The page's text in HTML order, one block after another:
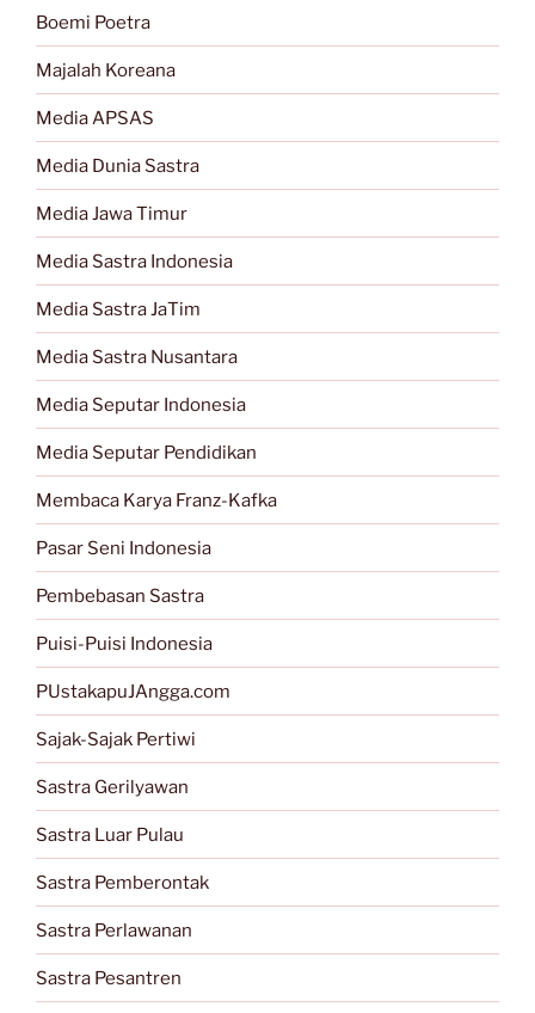
Boemi Poetra
Majalah Koreana
Media APSAS
Media Dunia Sastra
Media Jawa Timur
Media Sastra Indonesia
Media Sastra JaTim
Media Sastra Nusantara
Media Seputar Indonesia
Media Seputar Pendidikan
Membaca Karya Franz-Kafka
Pasar Seni Indonesia
Pembebasan Sastra
Puisi-Puisi Indonesia
PUstakapuJAngga.com
Sajak-Sajak Pertiwi
Sastra Gerilyawan
Sastra Luar Pulau
Sastra Pemberontak
Sastra Perlawanan
Sastra Pesantren